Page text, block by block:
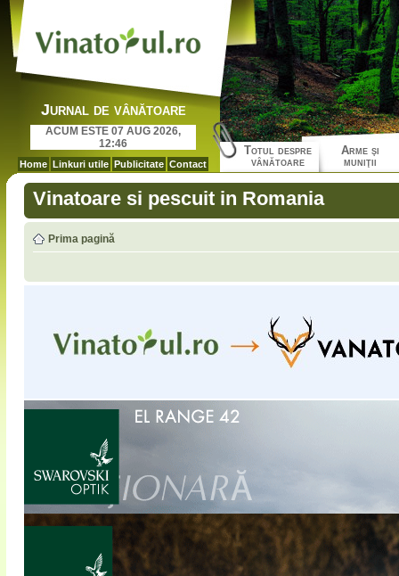
Jurnal de vânătoare
ACUM ESTE 07 AUG 2026,
12:46
Home Linkuri utile Publicitate Contact
Totul despre
vânătoare
Arme şi
muniţii
Vinatoare si pescuit in Romania
Prima pagină